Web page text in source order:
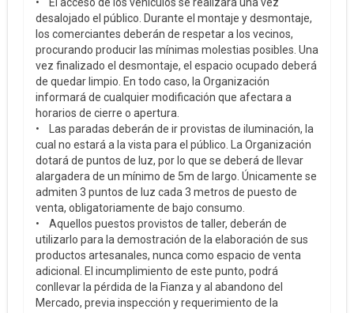
desalojado el público. Durante el montaje y desmontaje,
los comerciantes deberán de respetar a los vecinos,
procurando producir las mínimas molestias posibles. Una
vez finalizado el desmontaje, el espacio ocupado deberá
de quedar limpio. En todo caso, la Organización
informará de cualquier modificación que afectara a
horarios de cierre o apertura.
• Las paradas deberán de ir provistas de iluminación, la
cual no estará a la vista para el público. La Organización
dotará de puntos de luz, por lo que se deberá de llevar
alargadera de un mínimo de 5m de largo. Únicamente se
admiten 3 puntos de luz cada 3 metros de puesto de
venta, obligatoriamente de bajo consumo.
• Aquellos puestos provistos de taller, deberán de
utilizarlo para la demostración de la elaboración de sus
productos artesanales, nunca como espacio de venta
adicional. El incumplimiento de este punto, podrá
conllevar la pérdida de la Fianza y al abandono del
Mercado, previa inspección y requerimiento de la